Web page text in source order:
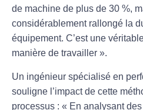
de machine de plus de 30 %,
considérablement rallongé la
équipement. C’est une
manière de travailler ».
Un ingénieur spécialisé en
souligne l’impact de cette
processus : « En analysant